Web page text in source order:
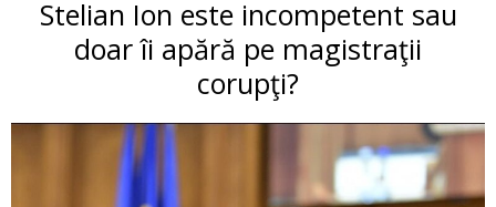
Stelian Ion este incompetent sau
doar îi apără pe magistraţii
corupţi?